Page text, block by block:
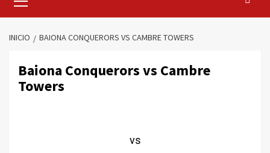
primario
INICIO BAIONA CONQUERORS VS CAMBRE TOWERS
Baiona Conquerors vs Cambre
Towers
vs